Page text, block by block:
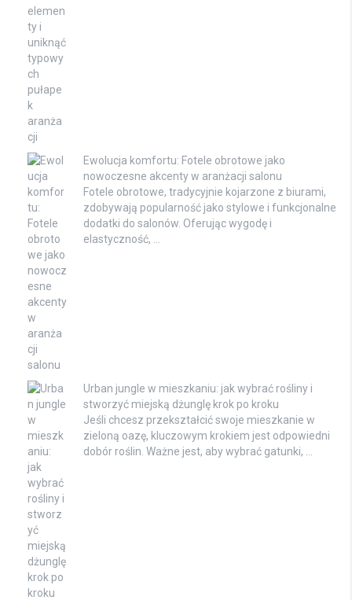
Ewolucja komfortu: Fotele obrotowe jako
nowoczesne akcenty w aranżacji salonu
Fotele obrotowe, tradycyjnie kojarzone z biurami,
zdobywają popularność jako stylowe i funkcjonalne
dodatki do salonów. Oferując wygodę i
elastyczność, …
Urban jungle w mieszkaniu: jak wybrać rośliny i
stworzyć miejską dżunglę krok po kroku
Jeśli chcesz przekształcić swoje mieszkanie w
zieloną oazę, kluczowym krokiem jest odpowiedni
dobór roślin. Ważne jest, aby wybrać gatunki, …